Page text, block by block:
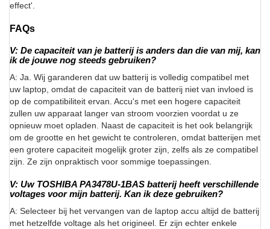
effect'.
FAQs
V: De capaciteit van je batterij is anders dan die van mij, kan
ik de jouwe nog steeds gebruiken?
A: Ja. Wij garanderen dat uw batterij is volledig compatibel met
uw laptop, omdat de capaciteit van de batterij niet van invloed is
op de compatibiliteit ervan. Accu's met een hogere capaciteit
zullen uw apparaat langer van stroom voorzien voordat u ze
opnieuw moet opladen. Naast de capaciteit is het ook belangrijk
om de grootte en het gewicht te controleren, omdat batterijen met
een grotere capaciteit mogelijk groter zijn, zelfs als ze compatibel
zijn. Ze zijn onpraktisch voor sommige toepassingen.
V: Uw TOSHIBA PA3478U-1BAS batterij heeft verschillende
voltages voor mijn batterij. Kan ik deze gebruiken?
A: Selecteer bij het vervangen van de laptop accu altijd de batterij
met hetzelfde voltage als het origineel. Er zijn echter enkele